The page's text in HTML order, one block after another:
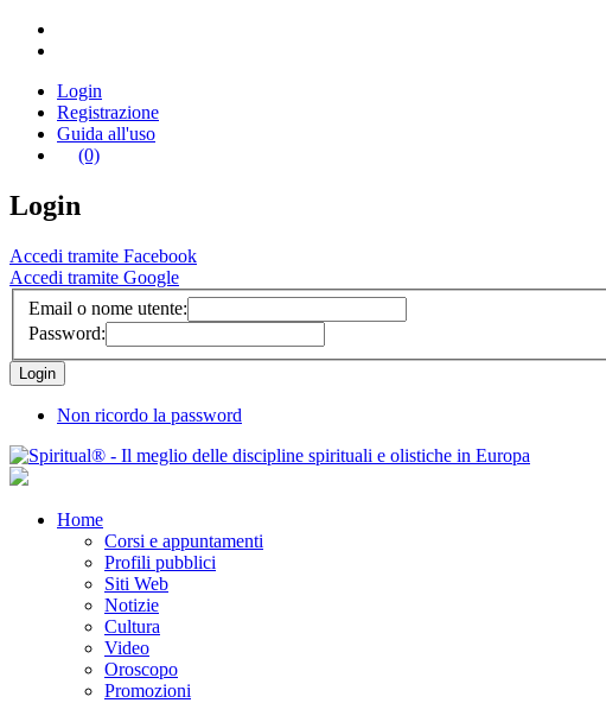
Login
Registrazione
Guida all'uso
(0)
Login
Accedi tramite Facebook
Accedi tramite Google
Email o nome utente:
Password:
Non ricordo la password
Home
Corsi e appuntamenti
Profili pubblici
Siti Web
Notizie
Cultura
Video
Oroscopo
Promozioni